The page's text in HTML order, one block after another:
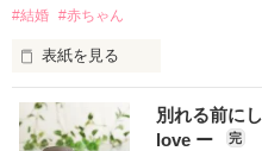
#結婚 #赤ちゃん
表紙を見る
夢のような一夜から一転して
るお金だけがそこにあった。
別れる前に
love ー
完